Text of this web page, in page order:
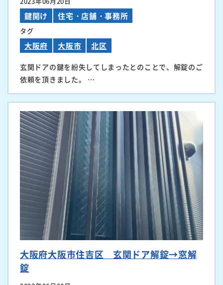
鍵開け 住宅・店舗・事務所
タグ
大阪府 大阪市 北区
玄関ドアの鍵を紛失してしまったとのことで、解錠のご
依頼を頂きました。 …
大阪府大阪市住吉区 玄関ドア解錠→窓解
錠